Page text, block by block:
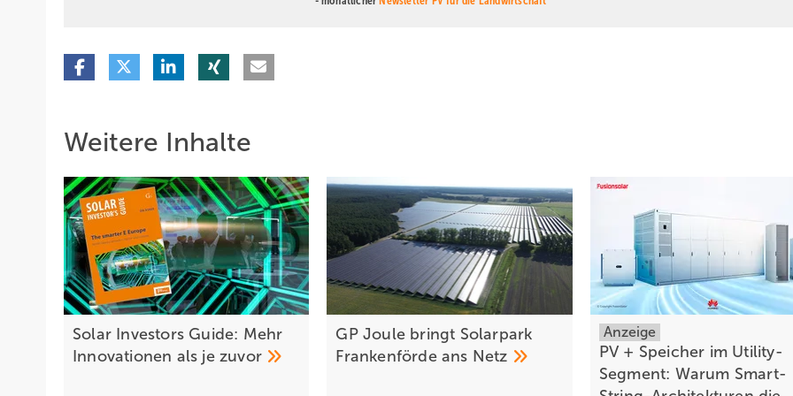
Stromliefervertrag (Power Purchase Agreement, PPA).
Strommengen bezahlt werden, die von PPA-Partnern tatsächlich verbraucht wurden. „PPA schaffen Planbarkeit, machen die
Betriebsführung aber nicht unbedingt einfacher“, weiß Matthias Karger unter anderem mit Blick auf diese verschiedenen
Vertragsmodelle. „Und auch hier greifen Abregelungen oder Regelungen zu negativen Preisen“, sagt er.
Verträge neu gestalten
In Zukunft könnte die Komplexität noch zunehmen: Ab 2027 muss im EEG ein sogenannter Clawback-Mechanismus
werden. Das bedeutet, dass eventuelle Zufallsgewinne der Anlagenbetreiber abgeschöpft werden. Wie das konkret aussieht,
nicht klar. In der Regel geschieht es aber über sogenannte Contracts for Difference. Dabei bekommt der Anlagenbetreiber
festen Preis für seinen Strom zugesichert, den er an der Börse vermarktet.
Liegen die Markterlöse unter dem zugesicherten Preis, bekommt er einen staatlichen Zuschuss, wie dies bisher bei der
Weitere Inhalte
Solar Investors Guide: Mehr
Innovationen als je zuvor
GP Joule bringt Solarpark
Frankenförde ans Netz
Anzeige
PV + Speicher im Utility-
Segment: Warum Smart-